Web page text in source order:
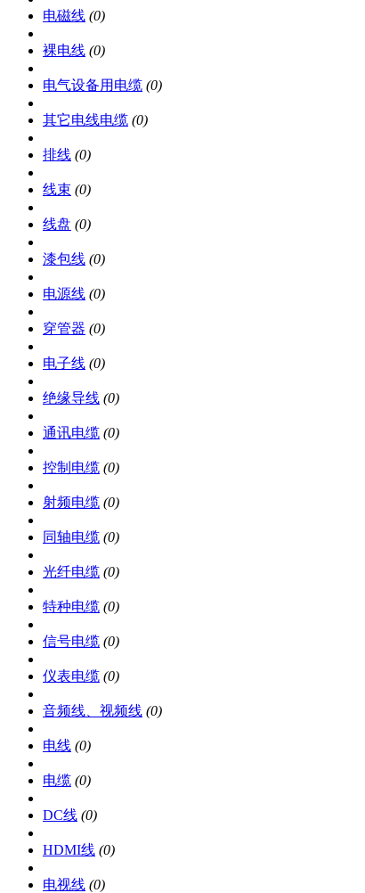
电磁线 (0)
裸电线 (0)
电气设备用电缆 (0)
其它电线电缆 (0)
排线 (0)
线束 (0)
线盘 (0)
漆包线 (0)
电源线 (0)
穿管器 (0)
电子线 (0)
绝缘导线 (0)
通讯电缆 (0)
控制电缆 (0)
射频电缆 (0)
同轴电缆 (0)
光纤电缆 (0)
特种电缆 (0)
信号电缆 (0)
仪表电缆 (0)
音频线、视频线 (0)
电线 (0)
电缆 (0)
DC线 (0)
HDMI线 (0)
电视线 (0)